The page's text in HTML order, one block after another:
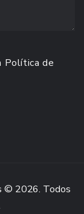
Política de
© 2026. Todos